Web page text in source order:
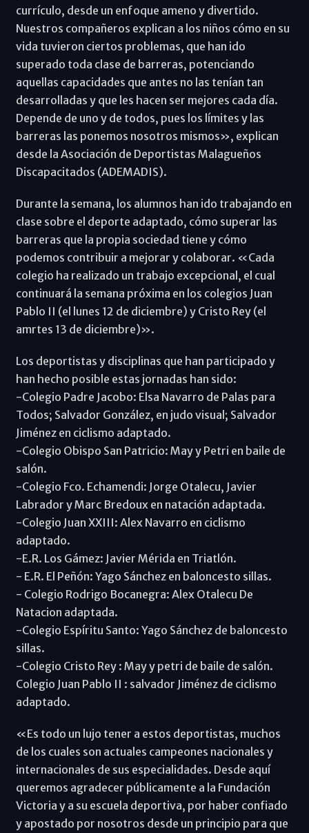
currículo, desde un enfoque ameno y divertido.
Nuestros compañeros explican a los niños cómo en su
vida tuvieron ciertos problemas, que han ido
superado toda clase de barreras, potenciando
aquellas capacidades que antes no las tenían tan
desarrolladas y que les hacen ser mejores cada día.
Depende de uno y de todos, pues los límites y las
barreras las ponemos nosotros mismos», explican
desde la Asociación de Deportistas Malagueños
Discapacitados (ADEMADIS).
Durante la semana, los alumnos han ido trabajando en
clase sobre el deporte adaptado, cómo superar las
barreras que la propia sociedad tiene y cómo
podemos contribuir a mejorar y colaborar. «Cada
colegio ha realizado un trabajo excepcional, el cual
continuará la semana próxima en los colegios Juan
Pablo II (el lunes 12 de diciembre) y Cristo Rey (el
amrtes 13 de diciembre)».
Los deportistas y disciplinas que han participado y
han hecho posible estas jornadas han sido:
-Colegio Padre Jacobo: Elsa Navarro de Palas para
Todos; Salvador González, en judo visual; Salvador
Jiménez en ciclismo adaptado.
-Colegio Obispo San Patricio: May y Petri en baile de
salón.
-Colegio Fco. Echamendi: Jorge Otalecu, Javier
Labrador y Marc Bredoux en natación adaptada.
-Colegio Juan XXIII: Alex Navarro en ciclismo
adaptado.
-E.R. Los Gámez: Javier Mérida en Triatlón.
- E.R. El Peñón: Yago Sánchez en baloncesto sillas.
- Colegio Rodrigo Bocanegra: Alex Otalecu De
Natacion adaptada.
-Colegio Espíritu Santo: Yago Sánchez de baloncesto
sillas.
-Colegio Cristo Rey : May y petri de baile de salón.
Colegio Juan Pablo II : salvador Jiménez de ciclismo
adaptado.
«Es todo un lujo tener a estos deportistas, muchos
de los cuales son actuales campeones nacionales y
internacionales de sus especialidades. Desde aquí
queremos agradecer públicamente a la Fundación
Victoria y a su escuela deportiva, por haber confiado
y apostado por nosotros desde un principio para que